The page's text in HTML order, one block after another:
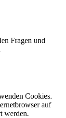
Fragen und
Cookies.
auf
werden.